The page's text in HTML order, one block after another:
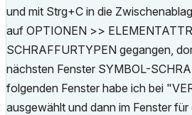
und mit Strg+C in die
auf OPTIONEN >>
SCHRAFFURTYPEN gegangen,
nächsten Fenster SYMBOL-
folgenden Fenster habe ich bei
ausgewählt und dann im Fenster